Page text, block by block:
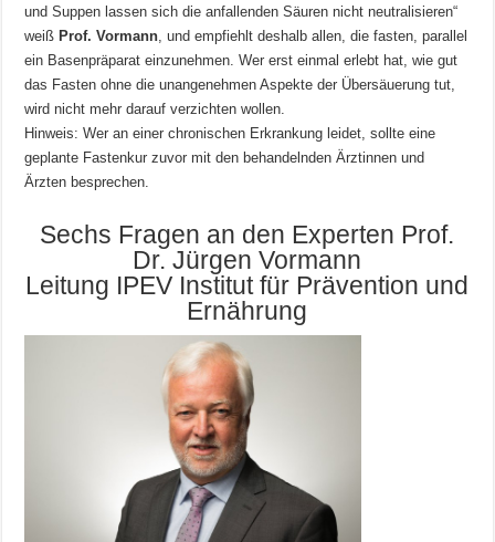
und Suppen lassen sich die anfallenden Säuren nicht neutralisieren“
weiß Prof. Vormann, und empfiehlt deshalb allen, die fasten, parallel
ein Basenpräparat einzunehmen. Wer erst einmal erlebt hat, wie gut
das Fasten ohne die unangenehmen Aspekte der Übersäuerung tut,
wird nicht mehr darauf verzichten wollen.
Hinweis: Wer an einer chronischen Erkrankung leidet, sollte eine
geplante Fastenkur zuvor mit den behandelnden Ärztinnen und
Ärzten besprechen.
Sechs Fragen an den Experten Prof.
Dr. Jürgen Vormann
Leitung IPEV Institut für Prävention und
Ernährung